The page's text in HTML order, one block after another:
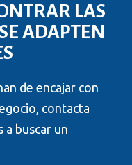
LAS
ADAPTEN
de encajar con
contacta
buscar un